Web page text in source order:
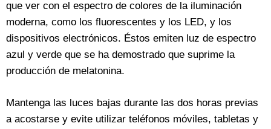
que ver con el espectro de colores de la iluminación
moderna, como los fluorescentes y los LED, y los
dispositivos electrónicos. Éstos emiten luz de espectro
azul y verde que se ha demostrado que suprime la
producción de melatonina.
Mantenga las luces bajas durante las dos horas previas
a acostarse y evite utilizar teléfonos móviles, tabletas y